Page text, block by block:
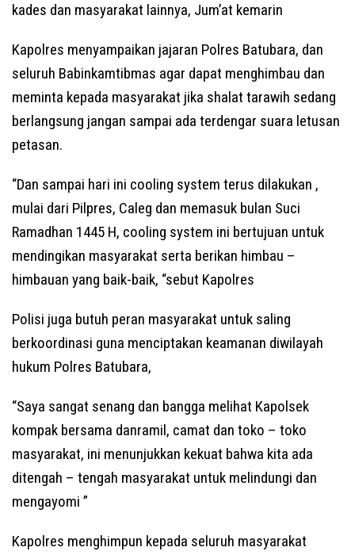
kades dan masyarakat lainnya, Jum’at kemarin
Kapolres menyampaikan jajaran Polres Batubara, dan
seluruh Babinkamtibmas agar dapat menghimbau dan
meminta kepada masyarakat jika shalat tarawih sedang
berlangsung jangan sampai ada terdengar suara letusan
petasan.
“Dan sampai hari ini cooling system terus dilakukan ,
mulai dari Pilpres, Caleg dan memasuk bulan Suci
Ramadhan 1445 H, cooling system ini bertujuan untuk
mendingikan masyarakat serta berikan himbau –
himbauan yang baik-baik, “sebut Kapolres
Polisi juga butuh peran masyarakat untuk saling
berkoordinasi guna menciptakan keamanan diwilayah
hukum Polres Batubara,
“Saya sangat senang dan bangga melihat Kapolsek
kompak bersama danramil, camat dan toko – toko
masyarakat, ini menunjukkan kekuat bahwa kita ada
ditengah – tengah masyarakat untuk melindungi dan
mengayomi ”
Kapolres menghimpun kepada seluruh masyarakat